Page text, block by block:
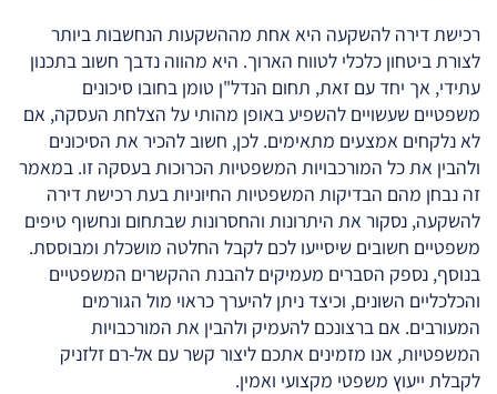
רכישת דירה להשקעה היא אחת מההשקעות הנחשבות ביותר
לצורת ביטחון כלכלי לטווח הארוך. היא מהווה נדבך חשוב בתכנון
עתידי, אך יחד עם זאת, תחום הנדל"ן טומן בחובו סיכונים
משפטיים שעשויים להשפיע באופן מהותי על הצלחת העסקה, אם
לא נלקחים אמצעים מתאימים. לכן, חשוב להכיר את הסיכונים
ולהבין את כל המורכבויות המשפטיות הכרוכות בעסקה זו. במאמר
זה נבחן מהם הבדיקות המשפטיות החיוניות בעת רכישת דירה
להשקעה, נסקור את היתרונות והחסרונות שבתחום ונחשוף טיפים
משפטיים חשובים שיסייעו לכם לקבל החלטה מושכלת ומבוססת.
בנוסף, נספק הסברים מעמיקים להבנת ההקשרים המשפטיים
והכלכליים השונים, וכיצד ניתן להיערך כראוי מול הגורמים
המעורבים. אם ברצונכם להעמיק ולהבין את המורכבויות
המשפטיות, אנו מזמינים אתכם ליצור קשר עם אל-רם זלזניק
לקבלת ייעוץ משפטי מקצועי ואמין.